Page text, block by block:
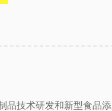
品技术研发和新型食品